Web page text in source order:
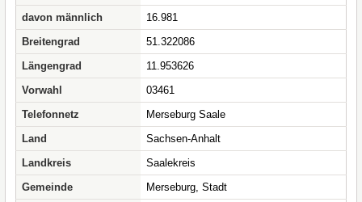
davon männlich
16.981
Breitengrad
51.322086
Längengrad
11.953626
Vorwahl
03461
Telefonnetz
Merseburg Saale
Land
Sachsen-Anhalt
Landkreis
Saalekreis
Gemeinde
Merseburg, Stadt